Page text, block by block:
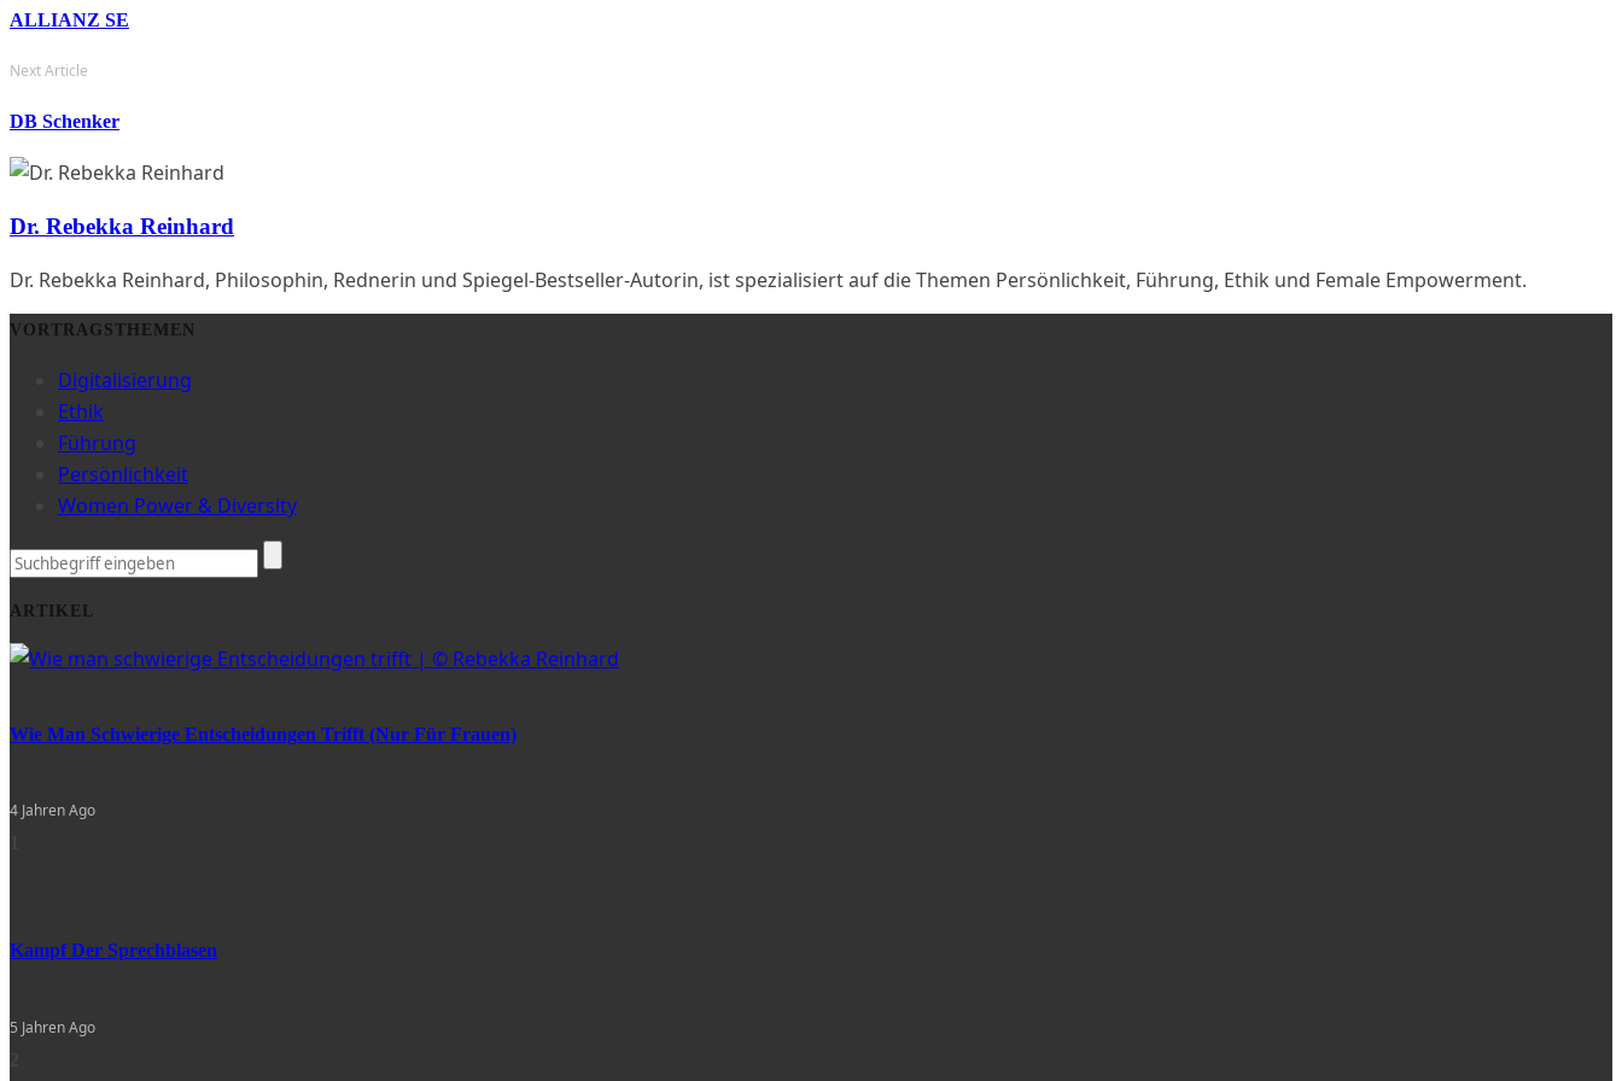
ALLIANZ SE
Next Article
DB Schenker
Dr. Rebekka Reinhard
Dr. Rebekka Reinhard, Philosophin, Rednerin und Spiegel-Bestseller-Autorin, ist spezialisiert auf die Themen Persönlichkeit, Führung, Ethik und Female Empowerment.
VORTRAGSTHEMEN
Digitalisierung
Ethik
Führung
Persönlichkeit
Women Power & Diversity
ARTIKEL
Wie Man Schwierige Entscheidungen Trifft (nur Für Frauen)
4 Jahren Ago
Kampf Der Sprechblasen
5 Jahren Ago